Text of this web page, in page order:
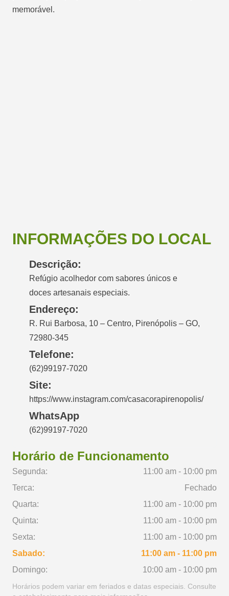
memorável.
INFORMAÇÕES DO LOCAL
Descrição:
Refúgio acolhedor com sabores únicos e
doces artesanais especiais.
Endereço:
R. Rui Barbosa, 10 – Centro, Pirenópolis – GO,
72980-345
Telefone:
(62)99197-7020
Site:
https://www.instagram.com/casacorapirenopolis/
WhatsApp
(62)99197-7020
Horário de Funcionamento
Segunda:
11:00 am - 10:00 pm
Terca:
Fechado
Quarta:
11:00 am - 10:00 pm
Quinta:
11:00 am - 10:00 pm
Sexta:
11:00 am - 10:00 pm
Sabado:
11:00 am - 11:00 pm
Domingo:
10:00 am - 10:00 pm
Horários podem variar em feriados e datas especiais. Consulte